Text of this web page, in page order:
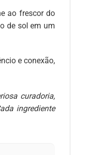
ao frescor do
de sol em um
e conexão,
curadoria,
ingrediente